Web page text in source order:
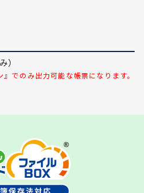
）
でのみ出力可能な帳票になります。